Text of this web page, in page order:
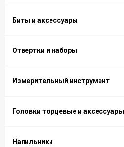
Биты и аксессуары
Отвертки и наборы
Измерительный инструмент
Головки торцевые и аксессуары
Напильники